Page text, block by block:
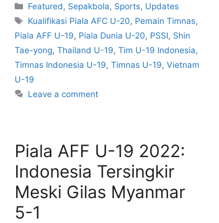
Featured , Sepakbola, Sports, Updates
Kualifikasi Piala AFC U-20, Pemain Timnas,
Piala AFF U-19, Piala Dunia U-20, PSSI, Shin
Tae-yong, Thailand U-19, Tim U-19 Indonesia,
Timnas Indonesia U-19, Timnas U-19, Vietnam
U-19
Leave a comment
Piala AFF U-19 2022:
Indonesia Tersingkir
Meski Gilas Myanmar
5-1